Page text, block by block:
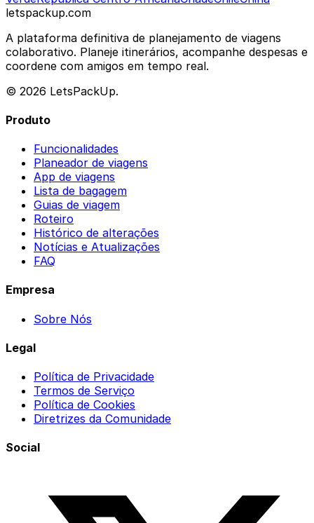
letspackup.com
A plataforma definitiva de planejamento de viagens
colaborativo. Planeje itinerários, acompanhe despesas e
coordene com amigos em tempo real.
© 2026 LetsPackUp.
Produto
Funcionalidades
Planeador de viagens
App de viagens
Lista de bagagem
Guias de viagem
Roteiro
Histórico de alterações
Notícias e Atualizações
FAQ
Empresa
Sobre Nós
Legal
Política de Privacidade
Termos de Serviço
Política de Cookies
Diretrizes da Comunidade
Social